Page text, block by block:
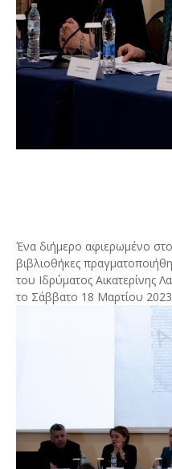
Ένα διήμερο αφιερωμένο στο
βιβλιοθήκες
του Ιδρύματος Αικατερίνης
το Σάββατο 18 Μαρτίου